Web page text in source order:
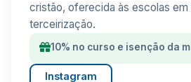
cristão, oferecida às escolas em
terceirização.
10% no curso e isenção da
Instagram